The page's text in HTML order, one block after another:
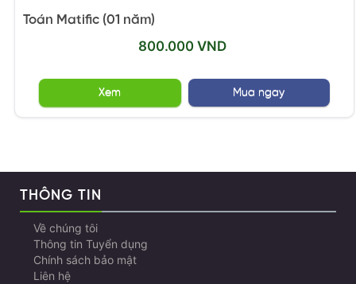
Toán Matific (01 năm)
800.000 VND
Xem Mua ngay
THÔNG TIN
Về chúng tôi
Thông tin Tuyển dụng
Chính sách bảo mật
Liên hệ